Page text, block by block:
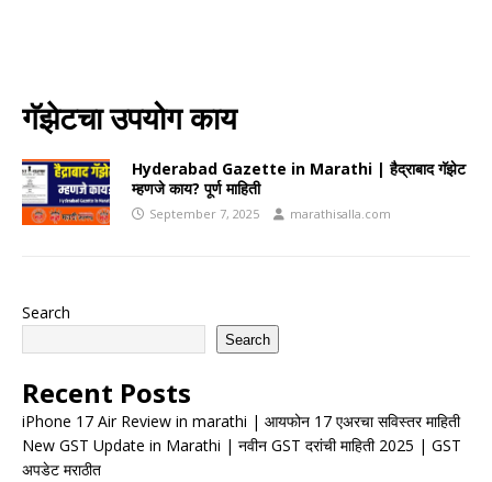
गॅझेटचा उपयोग काय
Hyderabad Gazette in Marathi | हैद्राबाद गॅझेट
म्हणजे काय? पूर्ण माहिती
September 7, 2025 marathisalla.com
Search
Search
Recent Posts
iPhone 17 Air Review in marathi | आयफोन 17 एअरचा सविस्तर माहिती
New GST Update in Marathi | नवीन GST दरांची माहिती 2025 | GST
अपडेट मराठीत